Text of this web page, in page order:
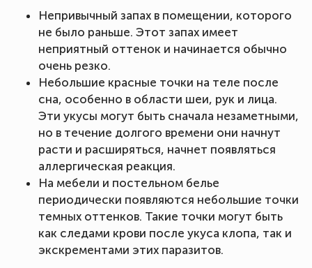
Непривычный запах в помещении, которого
не было раньше. Этот запах имеет
неприятный оттенок и начинается обычно
очень резко.
Небольшие красные точки на теле после
сна, особенно в области шеи, рук и лица.
Эти укусы могут быть сначала незаметными,
но в течение долгого времени они начнут
расти и расширяться, начнет появляться
аллергическая реакция.
На мебели и постельном белье
периодически появляются небольшие точки
темных оттенков. Такие точки могут быть
как следами крови после укуса клопа, так и
экскрементами этих паразитов.